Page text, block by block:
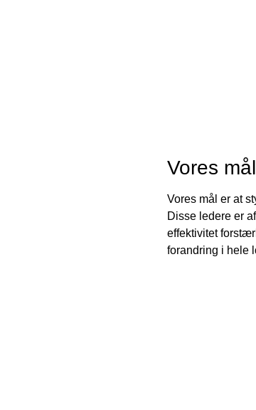
Vores
Vores mål er at
Disse ledere er
effektivitet
forandring i hele